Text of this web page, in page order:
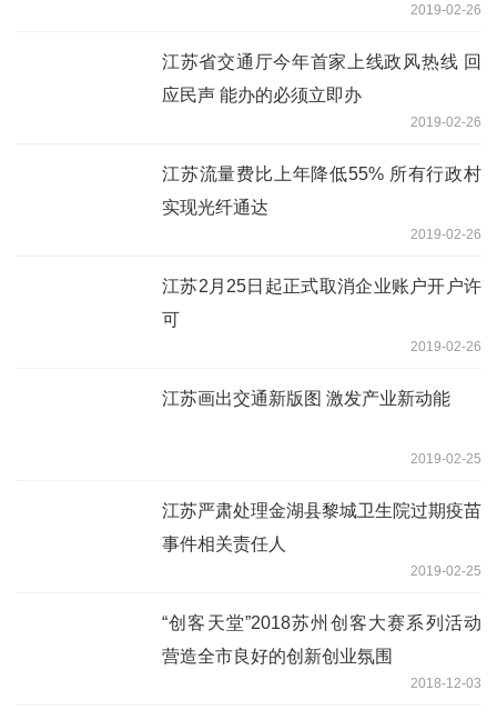
2019-02-26
江苏省交通厅今年首家上线政风热线 回
应民声 能办的必须立即办
2019-02-26
江苏流量费比上年降低55% 所有行政村
实现光纤通达
2019-02-26
江苏2月25日起正式取消企业账户开户许
可
2019-02-26
江苏画出交通新版图 激发产业新动能
2019-02-25
江苏严肃处理金湖县黎城卫生院过期疫苗
事件相关责任人
2019-02-25
“创客天堂”2018苏州创客大赛系列活动
营造全市良好的创新创业氛围
2018-12-03